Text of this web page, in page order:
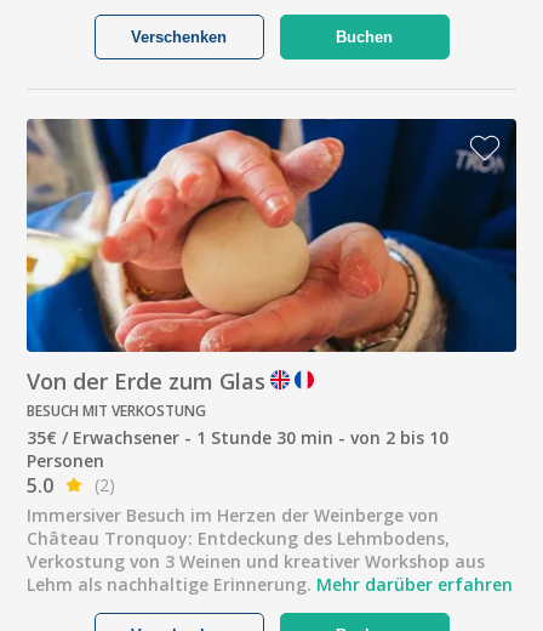
Buchen
Verschenken
Von der Erde zum Glas
BESUCH MIT VERKOSTUNG
35€ / Erwachsener - 1 Stunde 30 min - von 2 bis 10
Personen
5.0
(2)
Immersiver Besuch im Herzen der Weinberge von
Château Tronquoy: Entdeckung des Lehmbodens,
Verkostung von 3 Weinen und kreativer Workshop aus
Lehm als nachhaltige Erinnerung. Mehr darüber erfahren